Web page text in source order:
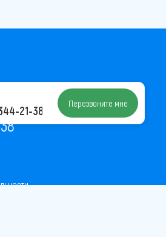
7, оф. 41
21-38 Перезвоните мне